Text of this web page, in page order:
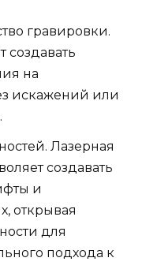
гравировки.
создавать
на
искажений или
Лазерная
создавать
и
открывая
для
подхода к